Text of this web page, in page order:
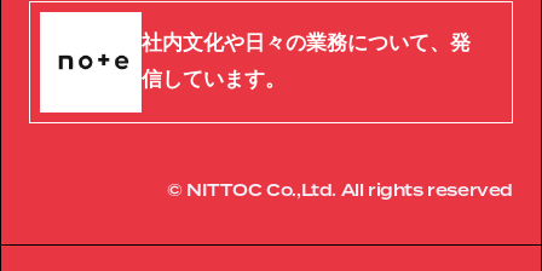
社内文化や日々の業務について、発
信しています。
© NITTOC Co.,Ltd. All rights reserved